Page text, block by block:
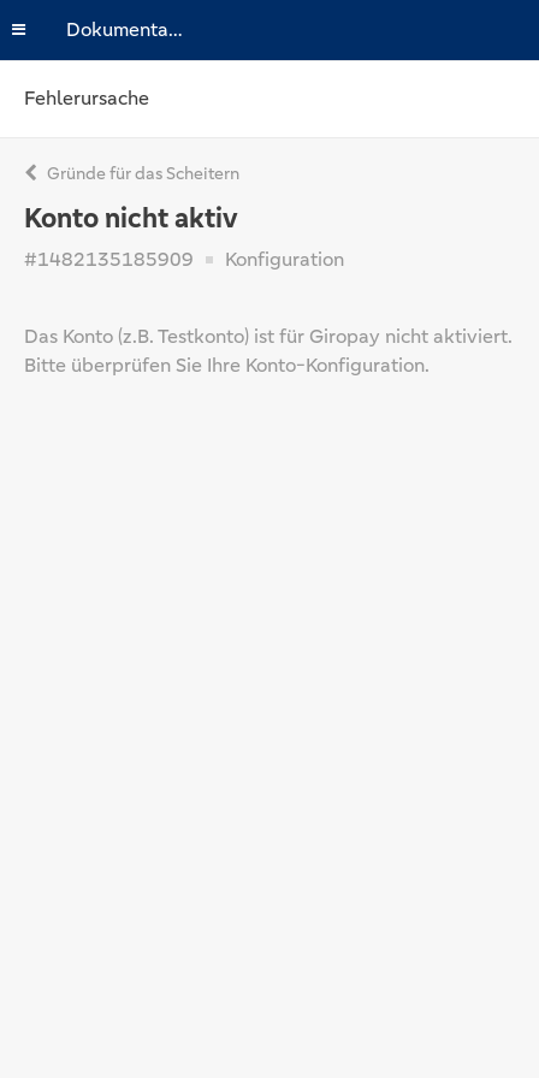
Dokumentation
Fehlerursache
Gründe für das Scheitern
Konto nicht aktiv
#1482135185909 Konfiguration
Das Konto (z.B. Testkonto) ist für Giropay nicht aktiviert.
Bitte überprüfen Sie Ihre Konto-Konfiguration.